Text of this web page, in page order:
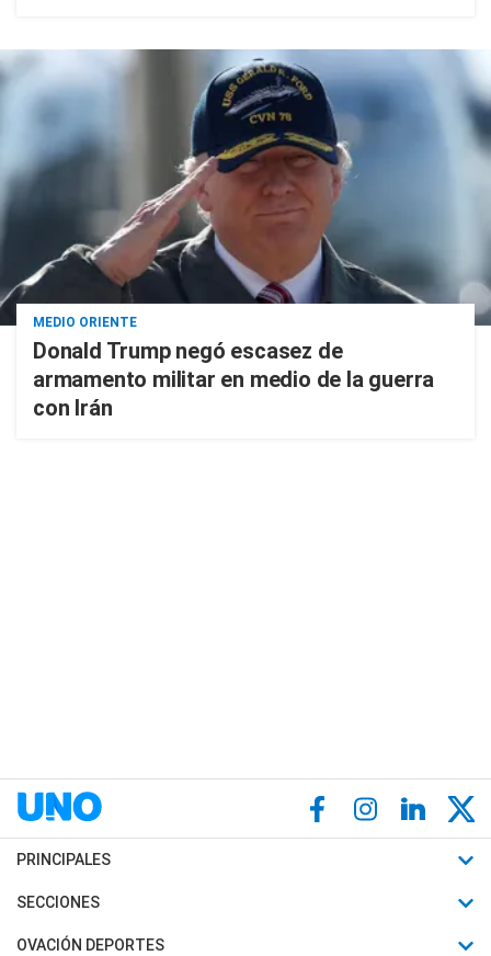
MEDIO ORIENTE
Donald Trump negó escasez de
armamento militar en medio de la guerra
con Irán
PRINCIPALES
Últimas Noticias
Política
SECCIONES
Horóscopo
OVACIÓN DEPORTES